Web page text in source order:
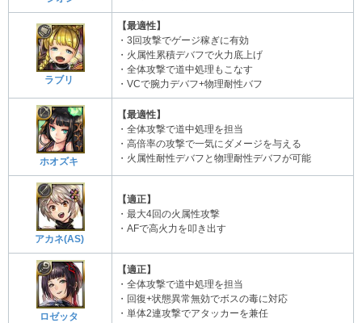
ラブリ
【最適性】
・3回攻撃でゲージ稼ぎに有効
・火属性累積デバフで火力底上げ
・全体攻撃で道中処理もこなす
・VCで腕力デバフ+物理耐性バフ
ホオズキ
【最適性】
・全体攻撃で道中処理を担当
・高倍率の攻撃で一気にダメージを与える
・火属性耐性デバフと物理耐性デバフが可能
アカネ(AS)
【適正】
・最大4回の火属性攻撃
・AFで高火力を叩き出す
ロゼッタ
【適正】
・全体攻撃で道中処理を担当
・回復+状態異常無効でボスの毒に対応
・単体2連攻撃でアタッカーを兼任